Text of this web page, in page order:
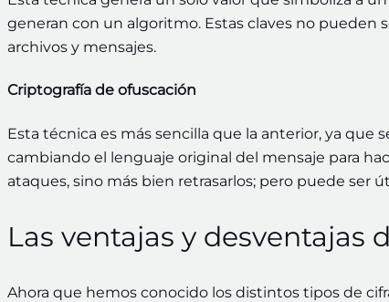
generan con un algoritmo. Estas claves no pueden
archivos y mensajes.
Criptografía de ofuscación
Esta técnica es más sencilla que la anterior, ya que
cambiando el lenguaje original del mensaje para
ataques, sino más bien retrasarlos; pero puede ser
Las ventajas y
Ahora que hemos conocido los distintos tipos de